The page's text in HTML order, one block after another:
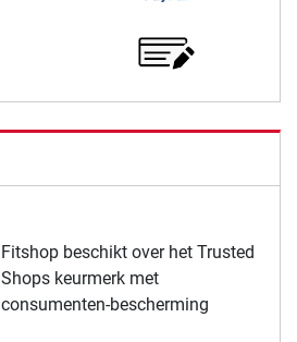
Fitshop beschikt over het Trusted
Shops keurmerk met
consumenten-bescherming